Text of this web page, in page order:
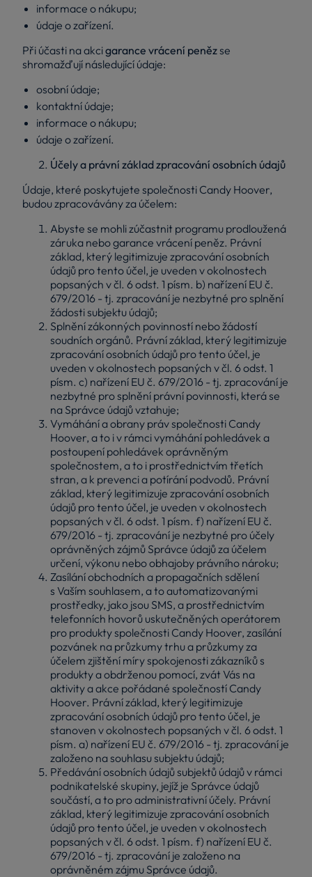
informace o nákupu;
údaje o zařízení.
Při účasti na akcigarance vrácení penězse
shromažďují následující údaje:
osobní údaje;
kontaktní údaje;
informace o nákupu;
údaje o zařízení.
Účely a právní základ zpracování osobních údajů
Údaje, které poskytujete společnosti Candy Hoover,
budou zpracovávány za účelem:
Abyste se mohli zúčastnit programu prodloužená
záruka nebo garance vrácení peněz. Právní
základ, který legitimizuje zpracování osobních
údajů pro tento účel, je uveden v okolnostech
popsaných v čl. 6 odst. 1 písm. b) nařízení EU č.
679/2016 - tj. zpracování je nezbytné pro splnění
žádosti subjektu údajů;
Splnění zákonných povinností nebo žádostí
soudních orgánů. Právní základ, který legitimizuje
zpracování osobních údajů pro tento účel, je
uveden v okolnostech popsaných v čl. 6 odst. 1
písm. c) nařízení EU č. 679/2016 - tj. zpracování je
nezbytné pro splnění právní povinnosti, která se
na Správce údajů vztahuje;
Vymáhání a obrany práv společnosti Candy
Hoover, a to i v rámci vymáhání pohledávek a
postoupení pohledávek oprávněným
společnostem, a to i prostřednictvím třetích
stran, a k prevenci a potírání podvodů. Právní
základ, který legitimizuje zpracování osobních
údajů pro tento účel, je uveden v okolnostech
popsaných v čl. 6 odst. 1 písm. f) nařízení EU č.
679/2016 - tj. zpracování je nezbytné pro účely
oprávněných zájmů Správce údajů za účelem
určení, výkonu nebo obhajoby právního nároku;
Zasílání obchodních a propagačních sdělení
s Vaším souhlasem, a to automatizovanými
prostředky, jako jsou SMS, a prostřednictvím
telefonních hovorů uskutečněných operátorem
pro produkty společnosti Candy Hoover, zasílání
pozvánek na průzkumy trhu a průzkumy za
účelem zjištění míry spokojenosti zákazníků s
produkty a obdrženou pomocí, zvát Vás na
aktivity a akce pořádané společností Candy
Hoover. Právní základ, který legitimizuje
zpracování osobních údajů pro tento účel, je
stanoven v okolnostech popsaných v čl. 6 odst. 1
písm. a) nařízení EU č. 679/2016 - tj. zpracování je
založeno na souhlasu subjektu údajů;
Předávání osobních údajů subjektů údajů v rámci
podnikatelské skupiny, jejíž je Správce údajů
součástí, a to pro administrativní účely. Právní
základ, který legitimizuje zpracování osobních
údajů pro tento účel, je uveden v okolnostech
popsaných v čl. 6 odst. 1 písm. f) nařízení EU č.
679/2016 - tj. zpracování je založeno na
oprávněném zájmu Správce údajů.